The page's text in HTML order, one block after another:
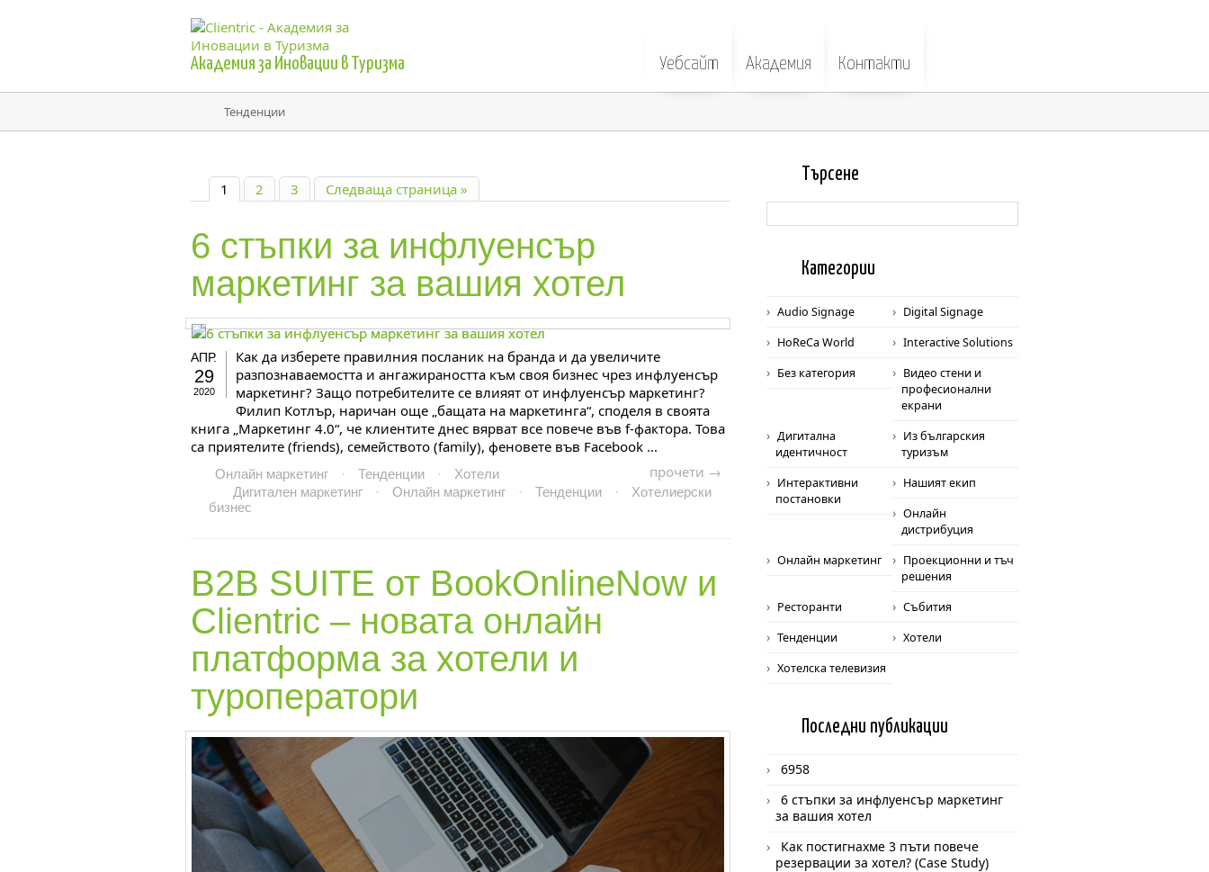
Академия за Иновации в Туризма Уебсайт Академия Контакти
Тенденции
1 2 3 Следваща страница »
6 стъпки за инфлуенсър
маркетинг за вашия хотел
АПР.
29
2020
Как да изберете правилния посланик на бранда и да увеличите
разпознаваемостта и ангажираността към своя бизнес чрез инфлуенсър
маркетинг? Защо потребителите се влияят от инфлуенсър маркетинг?
Филип Котлър, наричан още „бащата на маркетинга“, споделя в своята
книга „Маркетинг 4.0“, че клиентите днес вярват все повече във f-фактора. Това
са приятелите (friends), семейството (family), феновете във Facebook ...
прочети →
Онлайн маркетинг · Тенденции ·
Хотели
Дигитален маркетинг
· Онлайн маркетинг · Тенденции ·
Хотелиерски
бизнес
B2B SUITE от BookOnlineNow и
Clientric – новата онлайн
платформа за хотели и
туроператори
Търсене
Категории
Audio Signage
Digital Signage
HoReCa World
Interactive Solutions
Без категория
Видео стени и
професионални
екрани
Дигитална
идентичност
Из българския
туризъм
Интерактивни
постановки
Нашият екип
Онлайн
дистрибуция
Онлайн маркетинг
Проекционни и тъч
решения
Ресторанти
Събития
Тенденции
Хотели
Хотелска телевизия
Последни публикации
6958
6 стъпки за инфлуенсър маркетинг
за вашия хотел
Как постигнахме 3 пъти повече
резервации за хотел? (Case Study)